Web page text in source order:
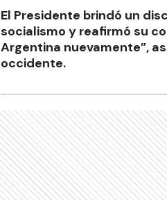
El Presidente brindó un
socialismo y reafirmó su
Argentina nuevamente”,
occidente.